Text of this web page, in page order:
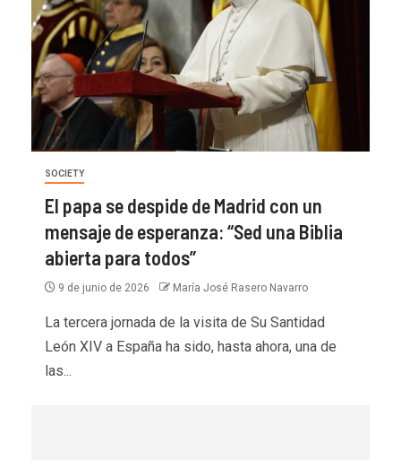
SOCIETY
El papa se despide de Madrid con un
mensaje de esperanza: “Sed una Biblia
abierta para todos”
9 de junio de 2026 María José Rasero Navarro
La tercera jornada de la visita de Su Santidad
León XIV a España ha sido, hasta ahora, una de
las...